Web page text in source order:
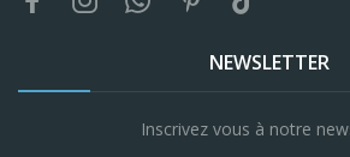
NEWSLETTER
Inscrivez vous à notre